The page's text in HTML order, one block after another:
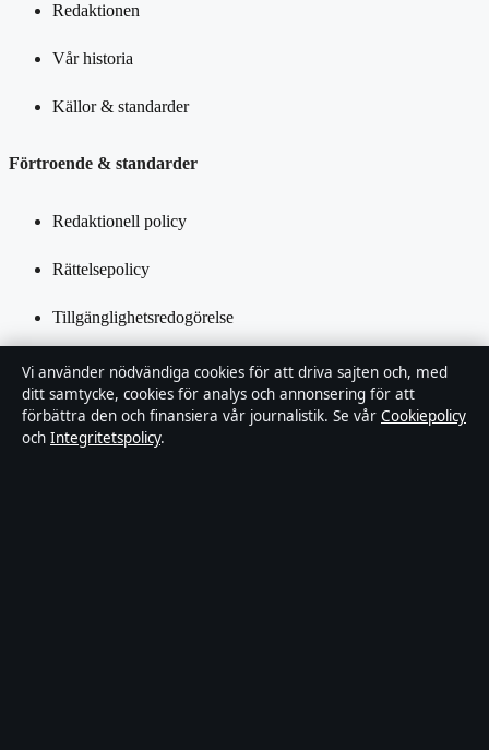
Redaktionen
Vår historia
Källor & standarder
Förtroende & standarder
Redaktionell policy
Rättelsepolicy
Tillgänglighetsredogörelse
Integritetspolicy
Kändisar & integritet
Vi använder nödvändiga cookies för att driva sajten och, med
ditt samtycke, cookies för analys och annonsering för att
förbättra den och finansiera vår journalistik. Se vår Cookiepolicy
och Integritetspolicy.